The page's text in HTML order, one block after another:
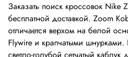
Заказать поиск кроссовок Nike
бесплатной доставкой. Zoom
отличается верхом на белой
Flywire и крапчатыми шнурками.